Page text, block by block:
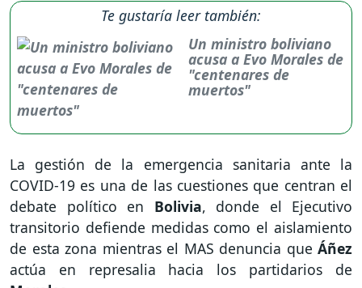
Te gustaría leer también:
Un ministro boliviano
acusa a Evo Morales de
"centenares de
muertos"
La gestión de la emergencia sanitaria ante la
COVID-19 es una de las cuestiones que centran el
debate político en Bolivia, donde el Ejecutivo
transitorio defiende medidas como el aislamiento
de esta zona mientras el MAS denuncia que Áñez
actúa en represalia hacia los partidarios de